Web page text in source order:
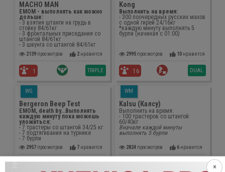
MACHO MAN
ЕМОМ - выполнять как можно
дольше:
- 3 взятия штанги на грудь в
стойку 84/61кг
- 3 фронтальных приседания со
штангой 84/61кг
- 3 швунга со штангой 84/61кг
2139просмотров 2нравится
1 TRIPLE
Kong
Выполнить на время:
- 300 поочередных русских махов
с одной гирей 24/16кг
*каждую минуту выполнять 5
бурпи (начиная с 01:00)
2995просмотров 10нравится
16 DUAL
WG
Bergeron Beep Test
ЕМОМ, death by...Выполнять
каждую минуту пока можешь
уложиться:
- 7 трастеры со штангой 34/25 кг
- 7 подтягивания на турнике
- 7 бурпи
2957просмотров 7нравится
TRIPLE
WM
Kalsu (Калсу)
Выполнить на время:
- 100 трастеров со штангой
60/40кг
Вначале каждой минуты
выполнять 5 бурпи
2824просмотров 6нравится
×